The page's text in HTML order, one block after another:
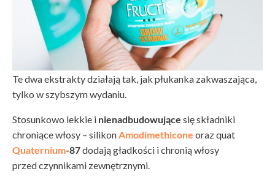
Te dwa ekstrakty działają tak, jak płukanka zakwaszająca,
tylko w szybszym wydaniu.
Stosunkowo lekkie i nienadbudowujące się składniki
chroniące włosy – silikon Amodimethicone oraz quat
Quaternium-87dodają gładkości i chronią włosy
przed czynnikami zewnętrznymi.